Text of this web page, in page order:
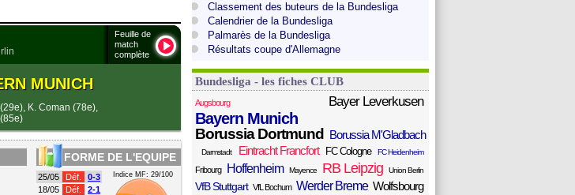
Feuille de
match
complète
MUNICH
, K. Coman (78e),
FORME DE L'EQUIPE
Indice MF: 29/100
25/05 Déf.
0-3
18/05
Déf.
2-1
Classement des buteurs de la Bundesliga
Calendrier de la Bundesliga
Palmarès de la Bundesliga
Résultats coupe d'Allemagne
Bundesliga - les fiches CLUB
Augsbourg Bayer Leverkusen
Bayern Munich
Borussia Dortmund Borussia M'Gladbach
Darmstadt Eintracht Francfort FC Cologne FC Heidenheim
Fribourg Hoffenheim Mayence RB Leipzig Union Berlin
VfB Stuttgart VfL Bochum Werder Breme Wolfsbourg